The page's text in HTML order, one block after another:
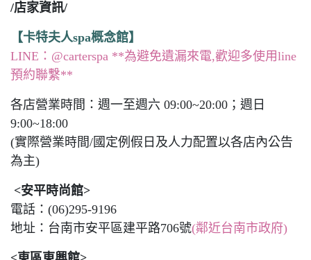
/店家資訊/
【卡特夫人spa概念館】
LINE：@carterspa **為避免遺漏來電,歡迎多使用line
預約聯繫**
各店營業時間：週一至週六 09:00~20:00；週日
9:00~18:00
(實際營業時間/國定例假日及人力配置以各店內公告
為主)
<安平時尚館>
電話：(06)295-9196
地址：台南市安平區建平路706號(鄰近台南市政府)